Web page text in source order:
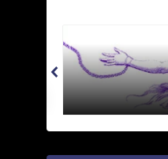
Andromeda -